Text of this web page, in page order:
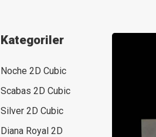
Kategoriler
Noche 2D Cubic
Scabas 2D Cubic
Silver 2D Cubic
Diana Royal 2D